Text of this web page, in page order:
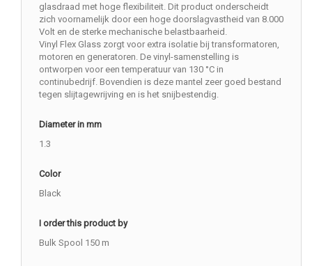
glasdraad met hoge flexibiliteit. Dit product onderscheidt
zich voornamelijk door een hoge doorslagvastheid van 8.000
Volt en de sterke mechanische belastbaarheid.
Vinyl Flex Glass zorgt voor extra isolatie bij transformatoren,
motoren en generatoren. De vinyl-samenstelling is
ontworpen voor een temperatuur van 130 °C in
continubedrijf. Bovendien is deze mantel zeer goed bestand
tegen slijtagewrijving en is het snijbestendig.
Diameter in mm
1.3
Color
Black
I order this product by
Bulk Spool 150 m